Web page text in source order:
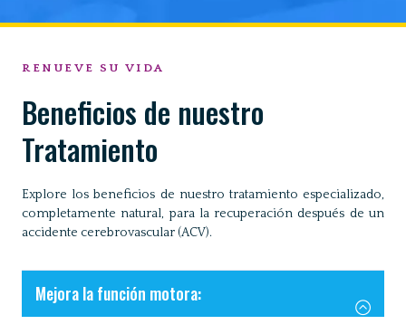
RENUEVE SU VIDA
Beneficios de nuestro
Tratamiento
Explore los beneficios de nuestro tratamiento especializado,
completamente natural, para la recuperación después de un
accidente cerebrovascular (ACV).
Mejora la función motora: